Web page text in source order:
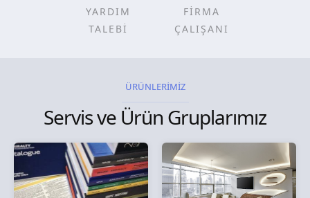
YARDIM
TALEBİ
FİRMA
ÇALIŞANI
ÜRÜNLERİMİZ
Servis ve Ürün Gruplarımız